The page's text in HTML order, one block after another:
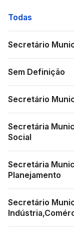
Todas
Secretário
Sem Definição
Secretário
Secretária
Social
Secretária
Planejamento
Secretário